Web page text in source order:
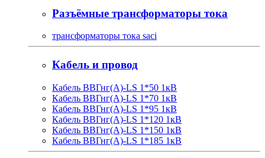
Разъёмные трансформаторы тока
трансформаторы тока saci
Кабель и провод
Кабель ВВГнг(A)-LS 1*50 1кВ
Кабель ВВГнг(A)-LS 1*70 1кВ
Кабель ВВГнг(A)-LS 1*95 1кВ
Кабель ВВГнг(A)-LS 1*120 1кВ
Кабель ВВГнг(A)-LS 1*150 1кВ
Кабель ВВГнг(A)-LS 1*185 1кВ